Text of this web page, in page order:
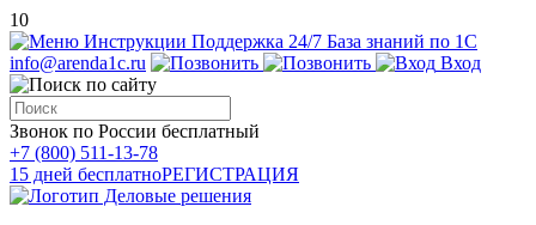
10
Инструкции Поддержка 24/7 База знаний по 1С
info@arenda1c.ru
Вход
Звонок по России бесплатный
+7 (800) 511-13-78
15 дней бесплатноРЕГИСТРАЦИЯ